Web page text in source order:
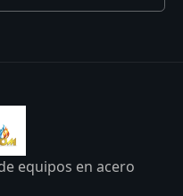
equipos en acero